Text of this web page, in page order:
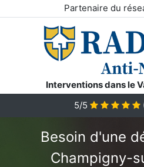
Partenaire du
Interventions dans le
5/5
Besoin d'une
Champigny-